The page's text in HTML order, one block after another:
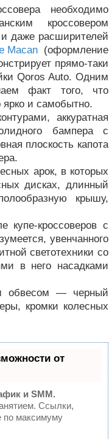
необходимо
кроссовером
даже расширителей
Macan(оформление
прямо-таки
Qoros Auto. Одним
факт того, что
ярко и самобытно.
аккуратная
бампера с
плоскость капота
арок, в которых
дисках, длинный
крышу,
купе-кроссоверов с
увенчанного
светотехники со
в него насадками
обвесом — черный
кромки колесных
от
и SMM.
Ссылки,
по максимуму